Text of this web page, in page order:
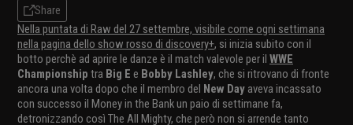
Share
Nella puntata di Raw del 27 settembre, visibile come ogni settimana
nella pagina dello show rosso di discovery+, si inizia subito con il
botto perchè ad aprire le danze è il match valevole per il WWE
Championship tra Big E e Bobby Lashley, che si ritrovano di fronte
ancora una volta dopo che il membro del New Day aveva incassato
con successo il Money in the Bank un paio di settimane fa,
detronizzando così The All Mighty, che però non si arrende tanto